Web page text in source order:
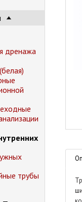
дренажа
трубы